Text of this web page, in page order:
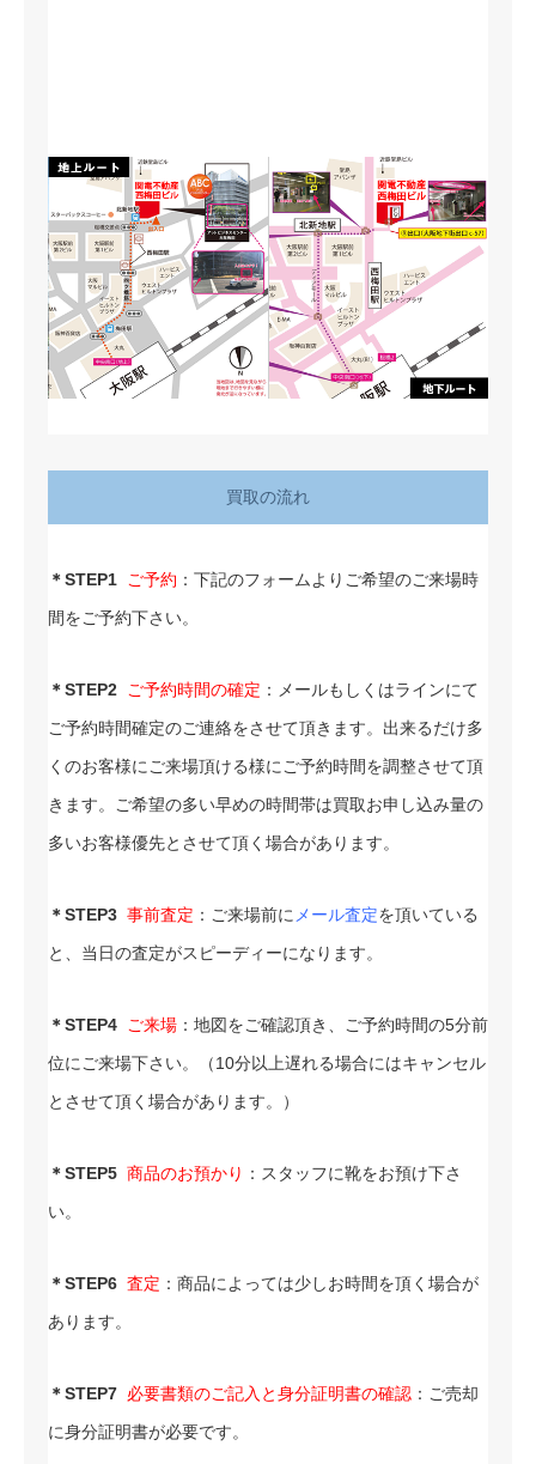
買取の流れ
＊STEP1 ご予約 ：下記のフォームよりご希望のご来場時
間をご予約下さい。
＊STEP2 ご予約時間の確定 ：メールもしくはラインにて
ご予約時間確定のご連絡をさせて頂きます。出来るだけ多
くのお客様にご来場頂ける様にご予約時間を調整させて頂
きます。ご希望の多い早めの時間帯は買取お申し込み量の
多いお客様優先とさせて頂く場合があります。
＊STEP3 事前査定 ：ご来場前に メール査定を頂いている
と、当日の査定がスピーディーになります。
＊STEP4 ご来場 ：地図をご確認頂き、ご予約時間の5分前
位にご来場下さい。（10分以上遅れる場合にはキャンセル
とさせて頂く場合があります。）
＊STEP5 商品のお預かり ：スタッフに靴をお預け下さ
い。
＊STEP6 査定 ：商品によっては少しお時間を頂く場合が
あります。
＊STEP7 必要書類のご記入と身分証明書の確認 ：ご売却
に身分証明書が必要です。